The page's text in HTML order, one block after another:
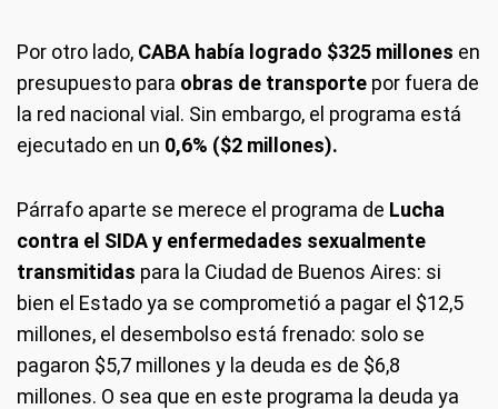
Por otro lado, CABA había logrado $325 millones en
presupuesto para obras de transporte por fuera de
la red nacional vial. Sin embargo, el programa está
ejecutado en un 0,6% ($2 millones).
Párrafo aparte se merece el programa de Lucha
contra el SIDA y enfermedades sexualmente
transmitidas para la Ciudad de Buenos Aires: si
bien el Estado ya se comprometió a pagar el $12,5
millones, el desembolso está frenado: solo se
pagaron $5,7 millones y la deuda es de $6,8
millones. O sea que en este programa la deuda ya